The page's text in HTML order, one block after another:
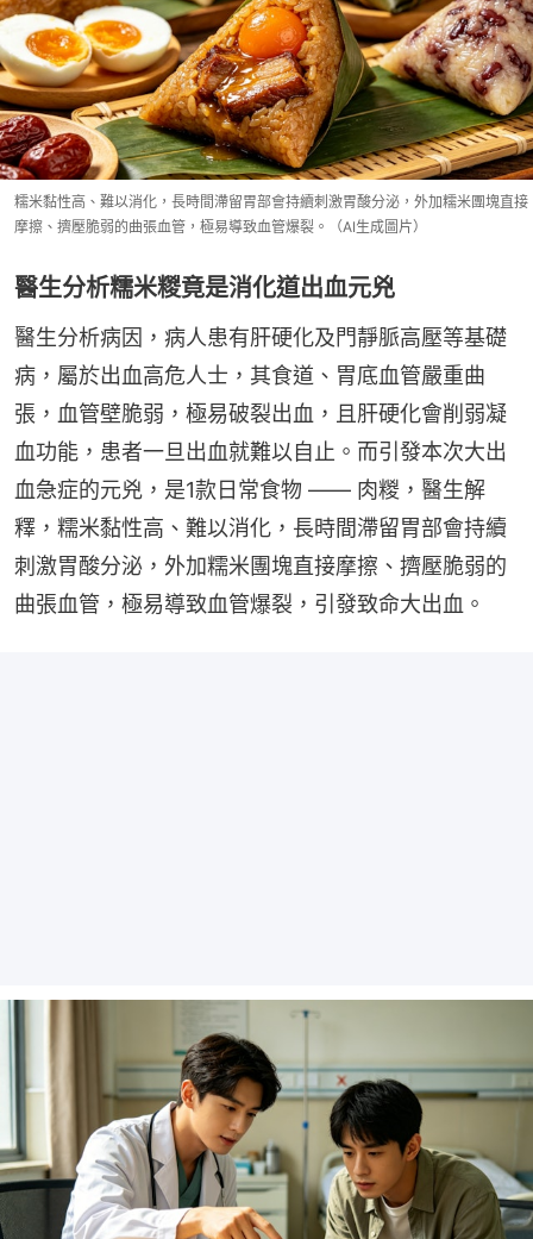
糯米黏性高、難以消化，長時間滯留胃部會持續刺激胃酸分泌，外加糯米團塊直接
摩擦、擠壓脆弱的曲張血管，極易導致血管爆裂。（AI生成圖片）
醫生分析糯米糉竟是消化道出血元兇
醫生分析病因，病人患有肝硬化及門靜脈高壓等基礎
病，屬於出血高危人士，其食道、胃底血管嚴重曲
張，血管壁脆弱，極易破裂出血，且肝硬化會削弱凝
血功能，患者一旦出血就難以自止。而引發本次大出
血急症的元兇，是1款日常食物 —— 肉糉，醫生解
釋，糯米黏性高、難以消化，長時間滯留胃部會持續
刺激胃酸分泌，外加糯米團塊直接摩擦、擠壓脆弱的
曲張血管，極易導致血管爆裂，引發致命大出血。